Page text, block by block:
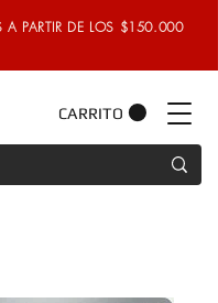
A PARTIR DE LOS $150.000
CARRITO